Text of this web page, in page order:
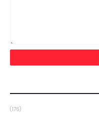
(176)